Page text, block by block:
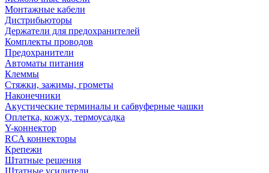
Монтажные кабели
Дистрибьюторы
Держатели для предохранителей
Комплекты проводов
Предохранители
Автоматы питания
Клеммы
Стяжки, зажимы, грометы
Наконечники
Акустические терминалы и сабвуферные чашки
Оплетка, кожух, термоусадка
Y-коннектор
RCA коннекторы
Крепежи
Штатные решения
Штатные усилители